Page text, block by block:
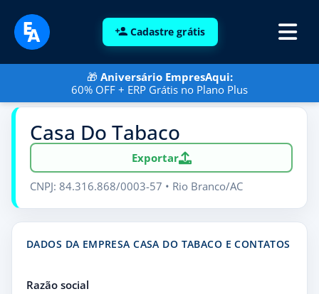
Cadastre grátis
🎁 Aniversário EmpresAqui:
60% OFF + ERP Grátis no Plano Plus
Casa Do Tabaco
Exportar
CNPJ: 84.316.868/0003-57 • Rio Branco/AC
DADOS DA EMPRESA CASA DO TABACO E CONTATOS
Razão social